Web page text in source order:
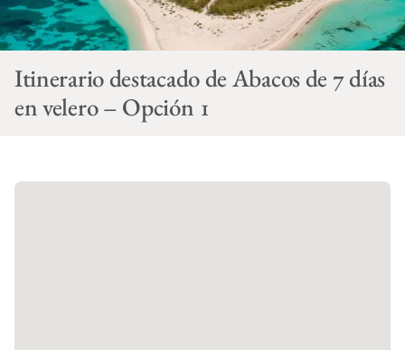
Itinerario destacado de Abacos de 7 días
en velero – Opción 1